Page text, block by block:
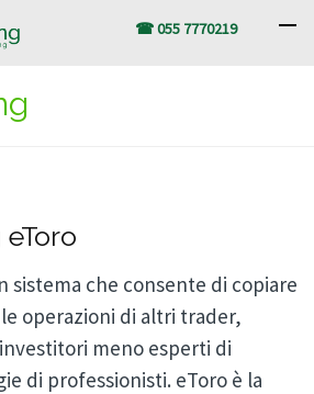
☎ 055 7770219
sistema che consente di copiare
operazioni di altri trader,
meno esperti di
di professionisti. eToro è la